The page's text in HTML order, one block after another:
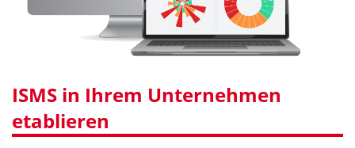
ISMS in Ihrem Unternehmen
etablieren